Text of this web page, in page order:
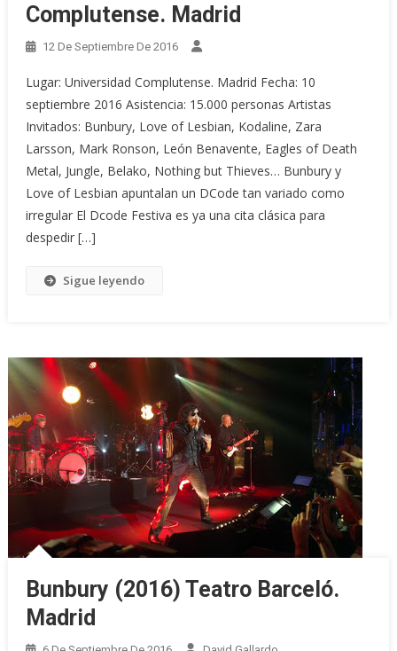
Complutense. Madrid
12 De Septiembre De 2016
Lugar: Universidad Complutense. Madrid Fecha: 10
septiembre 2016 Asistencia: 15.000 personas Artistas
Invitados: Bunbury, Love of Lesbian, Kodaline, Zara
Larsson, Mark Ronson, León Benavente, Eagles of Death
Metal, Jungle, Belako, Nothing but Thieves… Bunbury y
Love of Lesbian apuntalan un DCode tan variado como
irregular El Dcode Festiva es ya una cita clásica para
despedir […]
Sigue leyendo
Bunbury (2016) Teatro Barceló.
Madrid